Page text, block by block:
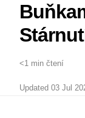
<1 min čtení
Updated 03 Jul